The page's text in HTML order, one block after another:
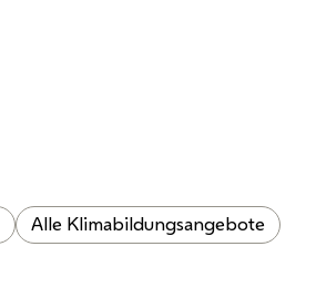
Alle Klimabildungsangebote